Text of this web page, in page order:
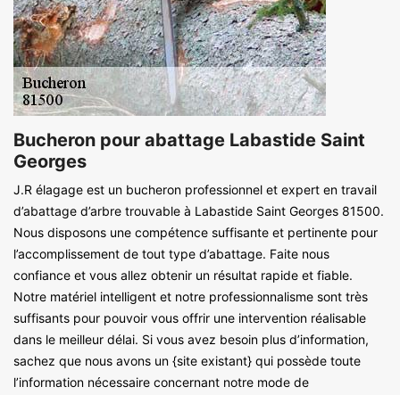
Bucheron pour abattage Labastide Saint
Georges
J.R élagage est un bucheron professionnel et expert en travail
d’abattage d’arbre trouvable à Labastide Saint Georges 81500.
Nous disposons une compétence suffisante et pertinente pour
l’accomplissement de tout type d’abattage. Faite nous
confiance et vous allez obtenir un résultat rapide et fiable.
Notre matériel intelligent et notre professionnalisme sont très
suffisants pour pouvoir vous offrir une intervention réalisable
dans le meilleur délai. Si vous avez besoin plus d’information,
sachez que nous avons un {site existant} qui possède toute
l’information nécessaire concernant notre mode de